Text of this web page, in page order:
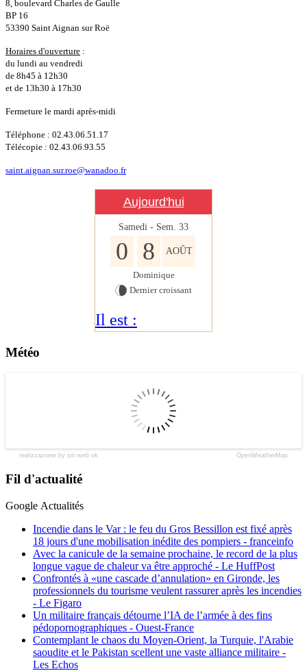
8, boulevard Charles de Gaulle
BP 16
53390 Saint Aignan sur Roë
Horaires d'ouverture :
du lundi au vendredi
de 8h45 à 12h30
et de 13h30 à 17h30
Fermeture le mardi après-midi
Téléphone : 02.43.06.51.17
Télécopie : 02.43.06.93.55
saint.aignan.sur.roe@wanadoo.fr
Aujourd'hui
Samedi - Sem. 33
0 8 AOÛT
Dominique
Dernier croissant
Il est :
Météo
realizzazione by siti web ok OpenWeatherMap
Fil d'actualité
Google Actualités
Incendie dans le Var : le feu du Gros Bessillon est fixé après
18 jours d'une mobilisation inédite des pompiers - franceinfo
Avec la canicule de la semaine prochaine, le record de la plus
longue vague de chaleur va être approché - Le HuffPost
Confrontés à «une cascade d’annulation» en Gironde, les
professionnels du tourisme veulent rassurer après les incendies
- Le Figaro
Un militaire français détourne l’IA de l’armée à des fins
pédopornographiques - Ouest-France
Contemplant le chaos du Moyen-Orient, la Turquie, l'Arabie
saoudite et le Pakistan scellent une vaste alliance militaire -
Les Echos